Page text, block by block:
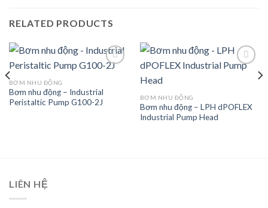
RELATED PRODUCTS
Add to
wishlist
BƠM NHU ĐỘNG
Bơm nhu động – Industrial
Peristaltic Pump G100-2J
BƠM NHU ĐỘNG
Bơm nhu động – LPH dPOFLEX
Industrial Pump Head
LIÊN HỆ